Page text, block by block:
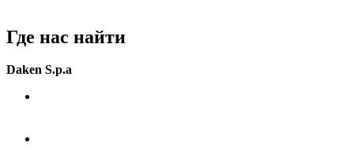
Где нас найти
Daken S.p.a